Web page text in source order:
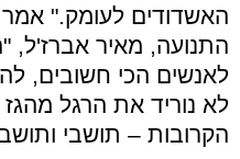
האשדודים לעומק."
התנועה, מאיר אברז'ל,
לאנשים הכי חשובים,
לא נוריד את הרגל
הקרובות – תושבי